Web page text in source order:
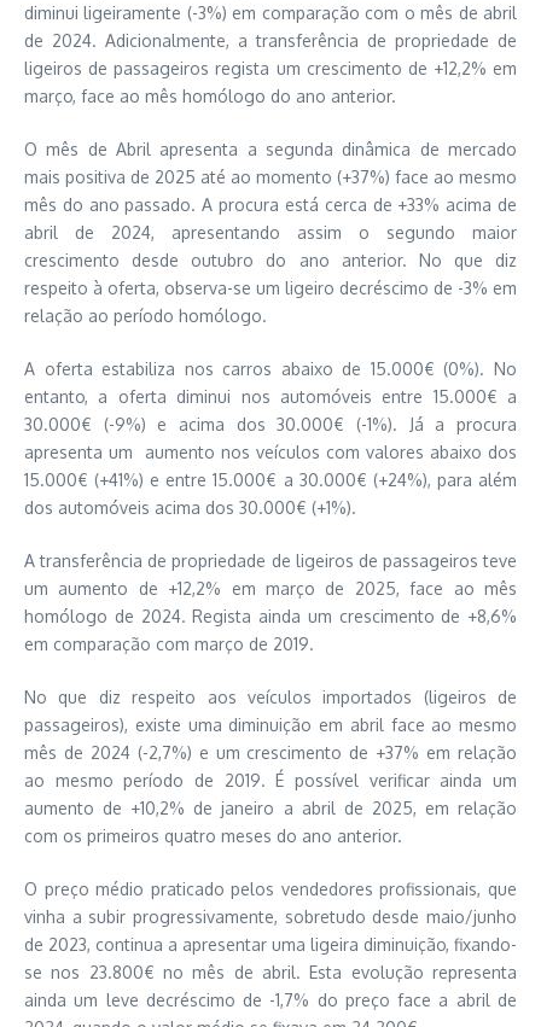
diminui ligeiramente (-3%) em comparação com o mês de abril
de 2024. Adicionalmente, a transferência de propriedade de
ligeiros de passageiros regista um crescimento de +12,2% em
março, face ao mês homólogo do ano anterior.
O mês de Abril apresenta a segunda dinâmica de mercado
mais positiva de 2025 até ao momento (+37%) face ao mesmo
mês do ano passado. A procura está cerca de +33% acima de
abril de 2024, apresentando assim o segundo maior
crescimento desde outubro do ano anterior. No que diz
respeito à oferta, observa-se um ligeiro decréscimo de -3% em
relação ao período homólogo.
A oferta estabiliza nos carros abaixo de 15.000€ (0%). No
entanto, a oferta diminui nos automóveis entre 15.000€ a
30.000€ (-9%) e acima dos 30.000€ (-1%). Já a procura
apresenta um aumento nos veículos com valores abaixo dos
15.000€ (+41%) e entre 15.000€ a 30.000€ (+24%), para além
dos automóveis acima dos 30.000€ (+1%).
A transferência de propriedade de ligeiros de passageiros teve
um aumento de +12,2% em março de 2025, face ao mês
homólogo de 2024. Regista ainda um crescimento de +8,6%
em comparação com março de 2019.
No que diz respeito aos veículos importados (ligeiros de
passageiros), existe uma diminuição em abril face ao mesmo
mês de 2024 (-2,7%) e um crescimento de +37% em relação
ao mesmo período de 2019. É possível verificar ainda um
aumento de +10,2% de janeiro a abril de 2025, em relação
com os primeiros quatro meses do ano anterior.
O preço médio praticado pelos vendedores profissionais, que
vinha a subir progressivamente, sobretudo desde maio/junho
de 2023, continua a apresentar uma ligeira diminuição, fixando-
se nos 23.800€ no mês de abril. Esta evolução representa
ainda um leve decréscimo de -1,7% do preço face a abril de